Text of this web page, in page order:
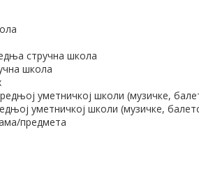
стручна школа
школа
уметничкој школи (музичке,
уметничкој школи (музичке,
предмета